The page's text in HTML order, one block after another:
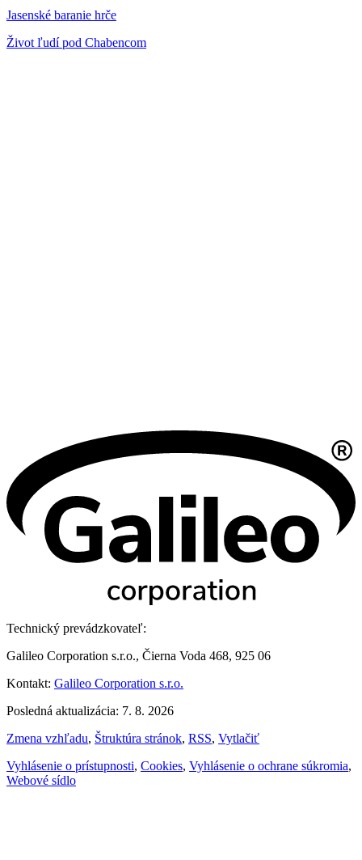
Jasenské baranie hrče
Život ľudí pod Chabencom
Technický prevádzkovateľ:
Galileo Corporation s.r.o., Čierna Voda 468, 925 06
Kontakt: Galileo Corporation s.r.o.
Posledná aktualizácia: 7. 8. 2026
Zmena vzhľadu, Štruktúra stránok, RSS, Vytlačiť
Vyhlásenie o prístupnosti, Cookies, Vyhlásenie o ochrane súkromia,
Webové sídlo